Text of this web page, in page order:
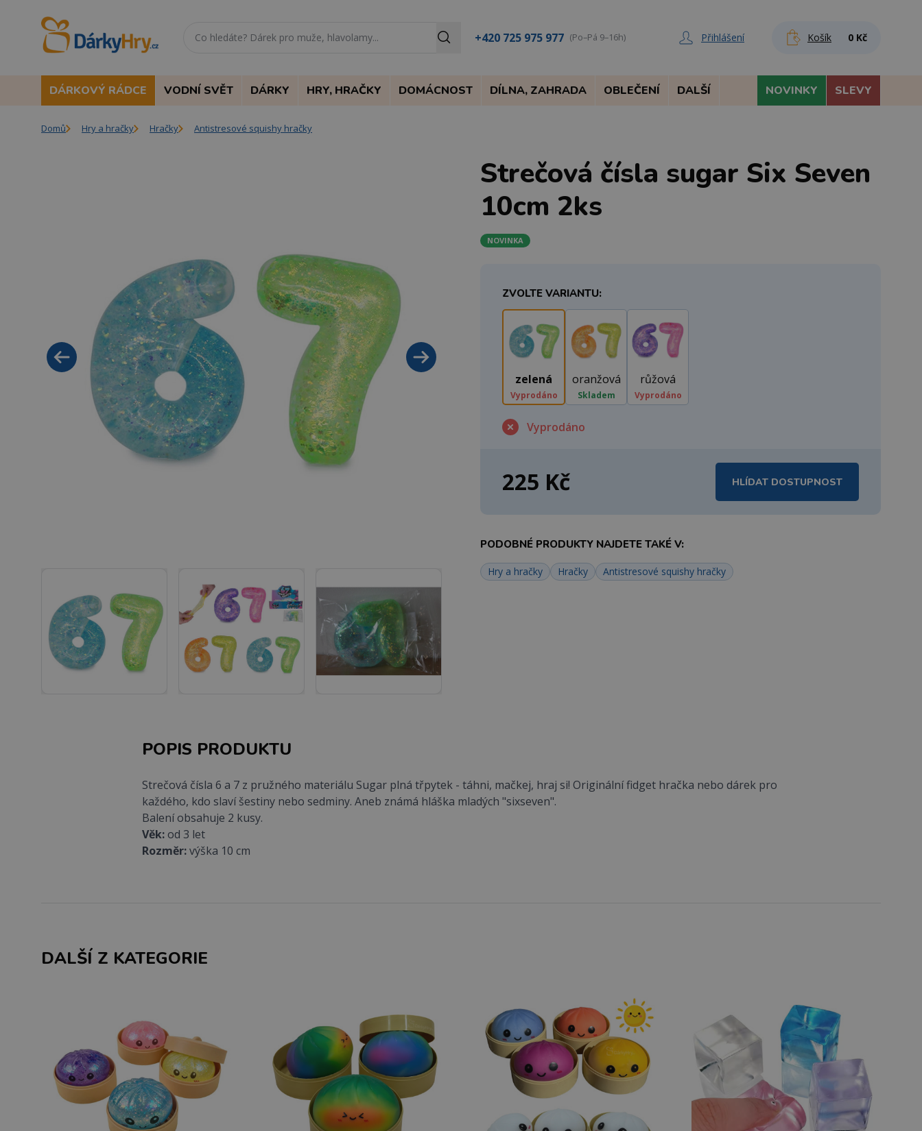
+420 725 975 977 (Po–Pá 9–16h) Přihlášení Košík 0 Kč
DÁRKOVÝ RÁDCE VODNÍ SVĚT DÁRKY HRY, HRAČKY DOMÁCNOST DÍLNA, ZAHRADA OBLEČENÍ DALŠÍ NOVINKY SLEVY
Domů Hry a hračky Hračky Antistresové squishy hračky
Strečová čísla sugar Six Seven
10cm 2ks
NOVINKA
ZVOLTE VARIANTU:
zelená
Vyprodáno
oranžová
Skladem
růžová
Vyprodáno
Vyprodáno
225 Kč HLÍDAT DOSTUPNOST
PODOBNÉ PRODUKTY NAJDETE TAKÉ V:
Hry a hračky Hračky Antistresové squishy hračky
POPIS PRODUKTU
Strečová čísla 6 a 7 z pružného materiálu Sugar plná třpytek - táhni, mačkej, hraj si! Originální fidget hračka nebo dárek pro
každého, kdo slaví šestiny nebo sedminy. Aneb známá hláška mladých "sixseven".
Balení obsahuje 2 kusy.
Věk:od 3 let
Rozměr:výška 10 cm
DALŠÍ Z KATEGORIE